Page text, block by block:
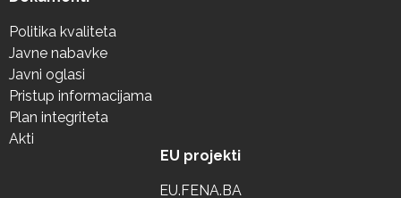
Politika kvaliteta
Javne nabavke
Javni oglasi
Pristup informacijama
Plan integriteta
Akti
EU projekti
EU.FENA.BA